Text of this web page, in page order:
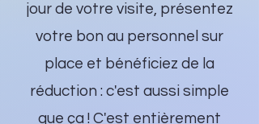
jour de votre visite, présentez
votre bon au personnel sur
place et bénéficiez de la
réduction : c'est aussi simple
que ça ! C'est entièrement